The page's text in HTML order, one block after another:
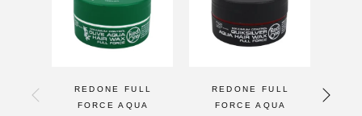
REDONE FULL
FORCE AQUA
REDONE FULL
FORCE AQUA